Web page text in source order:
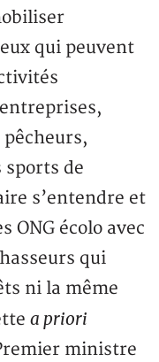
qui peuvent
sports de
s’entendre et
ONG écolo avec
qui
ni la même
a priori
ministre